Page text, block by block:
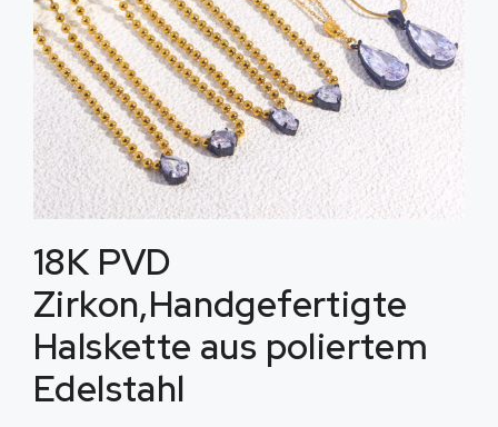
18K PVD
Zirkon,Handgefertigte
Halskette aus poliertem
Edelstahl